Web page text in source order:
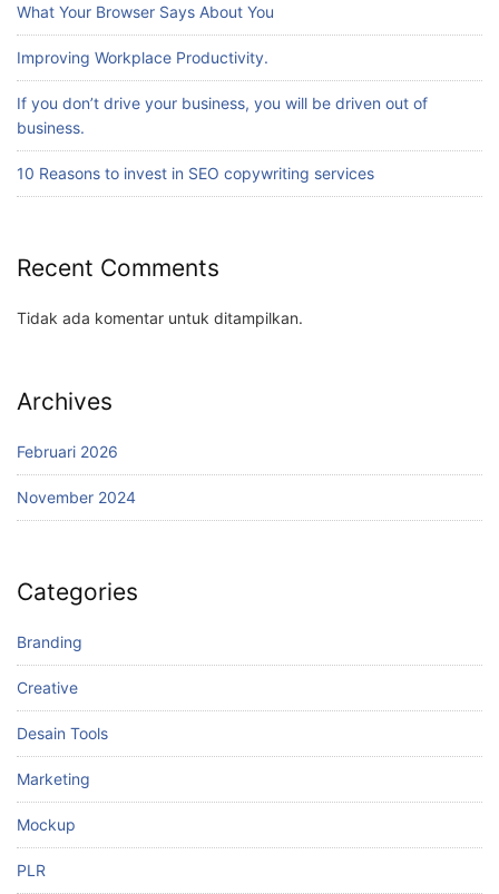
What Your Browser Says About You
Improving Workplace Productivity.
If you don’t drive your business, you will be driven out of
business.
10 Reasons to invest in SEO copywriting services
Recent Comments
Tidak ada komentar untuk ditampilkan.
Archives
Februari 2026
November 2024
Categories
Branding
Creative
Desain Tools
Marketing
Mockup
PLR